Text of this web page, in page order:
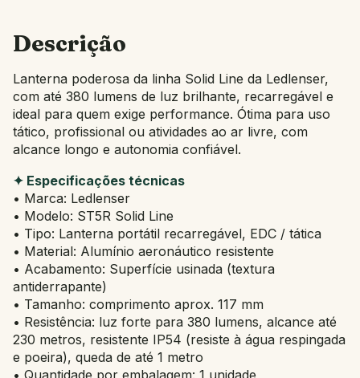
Descrição
Lanterna poderosa da linha Solid Line da Ledlenser,
com até 380 lumens de luz brilhante, recarregável e
ideal para quem exige performance. Ótima para uso
tático, profissional ou atividades ao ar livre, com
alcance longo e autonomia confiável.
✦ Especificações técnicas
• Marca: Ledlenser
• Modelo: ST5R Solid Line
• Tipo: Lanterna portátil recarregável, EDC / tática
• Material: Alumínio aeronáutico resistente
• Acabamento: Superfície usinada (textura
antiderrapante)
• Tamanho: comprimento aprox. 117 mm
• Resistência: luz forte para 380 lumens, alcance até
230 metros, resistente IP54 (resiste à água respingada
e poeira), queda de até 1 metro